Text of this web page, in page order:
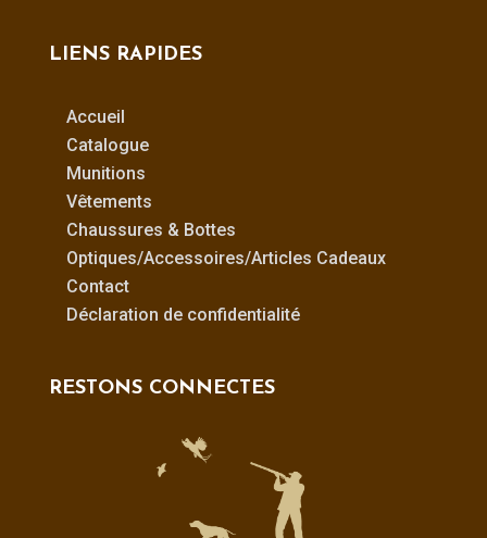
LIENS RAPIDES
Accueil
Catalogue
Munitions
Vêtements
Chaussures & Bottes
Optiques/Accessoires/Articles Cadeaux
Contact
Déclaration de confidentialité
RESTONS CONNECTES